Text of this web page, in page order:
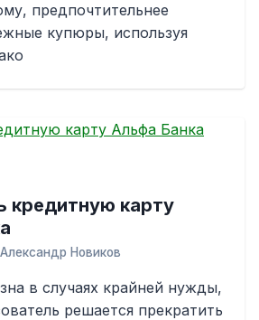
предпочтительнее
купюры, используя
кредитную карту
Александр Новиков
в случаях крайней нужды,
решается прекратить